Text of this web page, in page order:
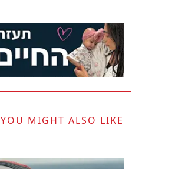
YOU MIGHT ALSO LIKE